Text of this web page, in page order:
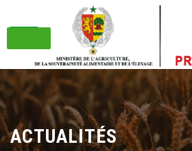
Skip
content
ACTUALITÉS